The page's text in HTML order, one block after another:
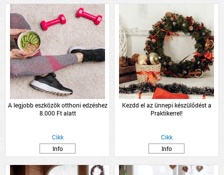
A legjobb eszközök otthoni edzéshez
8.000 Ft alatt
Cikk
Info
Kezdd el az ünnepi készülődést a
Praktikerrel!
Cikk
Info